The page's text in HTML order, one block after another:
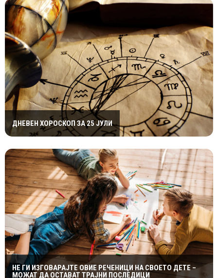
ДНЕВЕН ХОРОСКОП ЗА 25 ЈУЛИ
НЕ ГИ ИЗГОВАРАЈТЕ ОВИЕ РЕЧЕНИЦИ НА СВОЕТО ДЕТЕ –
МОЖАТ ДА ОСТАВАТ ТРАЈНИ ПОСЛЕДИЦИ